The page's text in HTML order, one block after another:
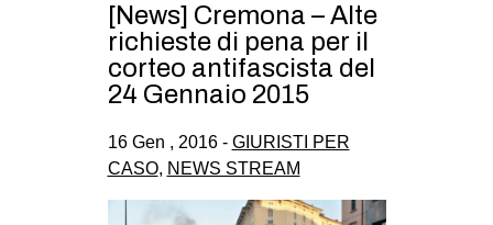
[News] Cremona – Alte
richieste di pena per il
corteo antifascista del
24 Gennaio 2015
16 Gen , 2016 - GIURISTI PER
CASO, NEWS STREAM